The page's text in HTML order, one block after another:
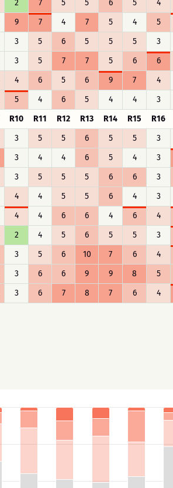
2 7 5 5 6 5 4
9 7 4 7 5 4 5
3 5 6 5 5 5 3
3 5 7 7 5 6 6
4 6 5 6 9 7 4
5 4 6 5 4 4 3
R10 R11 R12 R13 R14 R15 R16
3 5 5 6 5 5 3
3 4 4 6 5 4 3
3 5 5 5 6 6 3
4 4 5 5 6 4 3
4 4 6 6 4 6 4
2 4 5 6 5 5 3
3 5 6 10 7 6 4
3 6 6 9 9 8 5
3 6 7 8 7 6 4